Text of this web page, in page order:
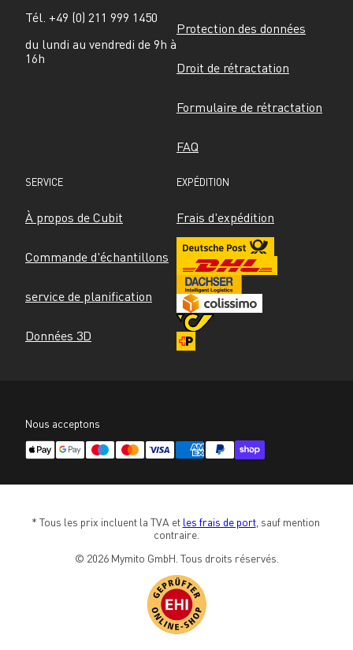
Tél. +49 (0) 211 999 1450
du lundi au vendredi de 9h à
16h
Protection des données
Droit de rétractation
Formulaire de rétractation
FAQ
SERVICE
À propos de Cubit
Commande d'échantillons
service de planification
Données 3D
EXPÉDITION
Frais d'expédition
Nous acceptons
* Tous les prix incluent la TVA et les frais de port, sauf mention
contraire.
© 2026 Mymito GmbH. Tous droits réservés.